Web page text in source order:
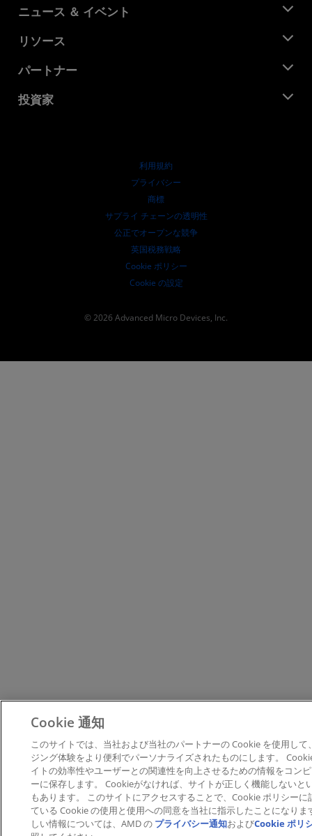
AMD について
企業責任
キャリア
お問い合わせ
ニュース ＆ イベント
ニュースルーム
メディア ライブラリ
リソース
デベロッパー セントラル
ケース スタディ
パートナー
AMD パートナー ハブ
投資家
利用規約
プライバシー
商標
サプライ チェーンの透明性
公正でオープンな競争
英国税務戦略
Cookie ポリシー
Cookie の設定
© 2026 Advanced Micro Devices, Inc.
Cookie 通知
このサイトでは、当社および当社のパートナーの Cookie を使用して
ジング体験をより便利でパーソナライズされたものにします。
イトの効率性やユーザーとの関連性を向上させるための情報をコン
ーに保存します。 Cookieがなければ、サイトが正しく機能しないと
もあります。 このサイトにアクセスすることで、Cookie ポリシーに
ている Cookie の使用と使用への同意を当社に指示したことになりま
しい情報については、AMD の プライバシー通知およびCookie ポリ